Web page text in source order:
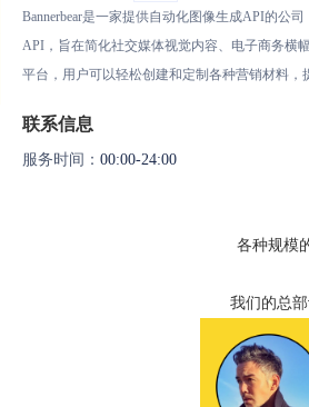
Bannerbear是一家提供自动化图像生成API的公
API，旨在简化社交媒体视觉内容、电子商务横
平台，用户可以轻松创建和定制各种营销材料，
联系信息
服务时间： 00:00-24:00
各种规模
我们的总